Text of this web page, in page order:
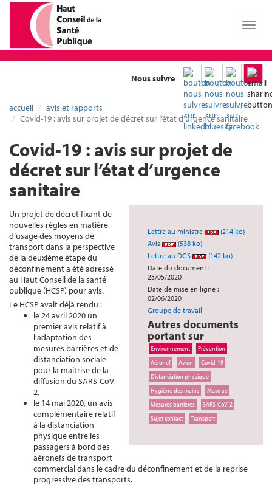
Toggle
Nous suivre
accueil
avis et rapports
Covid-19 : avis sur projet de décret sur l’état d’urgence sanitaire
Covid-19 : avis sur projet de
décret sur l’état d’urgence
sanitaire
Lettre au ministre
(214 ko)
Avis
(538 ko)
Lettre au DGS
(142 ko)
Date du document :
23/05/2020
Date de mise en ligne :
02/06/2020
Groupe de travail
Autres documents
portant sur
Environnement
Prévention
Aéronef
Avion
Covid-19
Distanciation physique
Hygiène des mains
Masque
Mesures barrières
SARS-CoV-2
Sujet contact
Transport
Un projet de décret fixant de
nouvelles règles en matière
d’usage des moyens de
transport dans la perspective
de la deuxième étape du
déconfinement a été adressé
au Haut Conseil de la santé
publique (HCSP) pour avis.
Le HCSP avait déjà rendu :
le 24 avril 2020 un
premier avis relatif à
l’adaptation des
mesures barrières et de
distanciation sociale
pour la maîtrise de la
diffusion du SARS-CoV-
2,
le 14 mai 2020, un avis
complémentaire relatif
à la distanciation
physique entre les
passagers à bord des
aéronefs de transport
commercial dans le cadre du déconfinement et de la reprise
progressive des transports.